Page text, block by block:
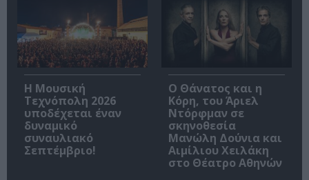
Η Μουσική
Τεχνόπολη 2026
υποδέχεται έναν
δυναμικό
συναυλιακό
Σεπτέμβριο!
Ο Θάνατος και η
Κόρη, του Άριελ
Ντόρφμαν σε
σκηνοθεσία
Μανώλη Δούνια και
Αιμίλιου Χειλάκη
στο Θέατρο Αθηνών